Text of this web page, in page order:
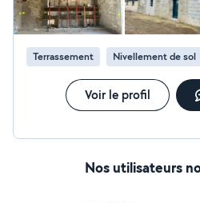
Terrassement Nivellement de sol
Voir le profil
Nos utilisateurs